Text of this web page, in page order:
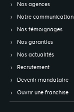
Nos agences
Notre communication
Nos témoignages
Nos garanties
Nos actualités
Recrutement
Devenir mandataire
Ouvrir une franchise